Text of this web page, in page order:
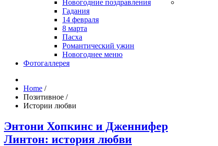
Новогодние поздравления
Гадания
14 февраля
8 марта
Пасха
Романтический ужин
Новогоднее меню
Фотогаллерея
Home /
Позитивное /
Истории любви
Энтони Хопкинс и Дженнифер
Линтон: история любви